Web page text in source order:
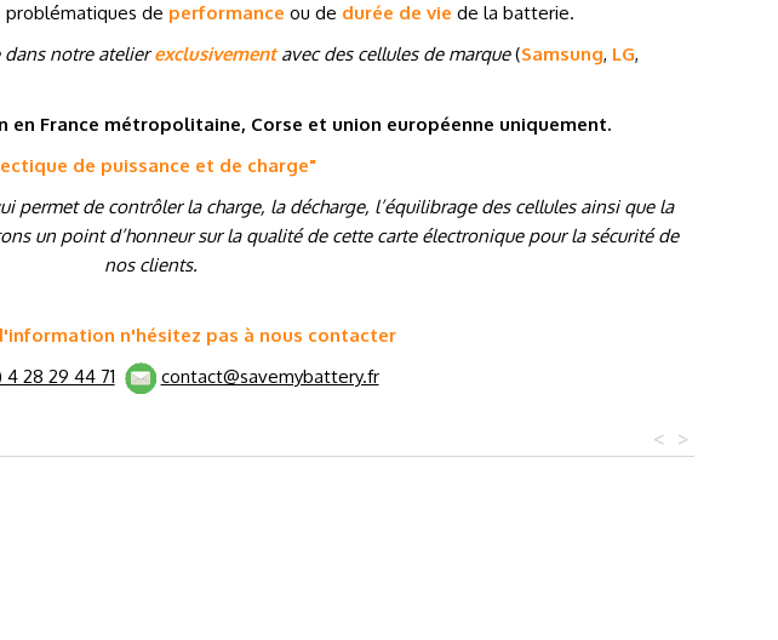
de performance ou de durée de vie de la batterie.
dans notre atelierexclusivementavec des cellules de marque(Samsung, LG,
en France métropolitaine, Corse et union européenne uniquement.
de puissance et de charge"
permet de contrôler la charge, la décharge, l’équilibrage des cellules ainsi que la
un point d’honneur sur la qualité de cette carte électronique pour la sécurité de
nos clients.
n'hésitez pas à nous contacter
4 28 29 44 71
contact@savemybattery.fr
>
<